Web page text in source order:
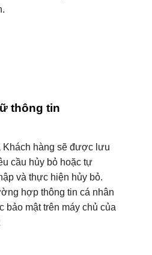
thông tin
Khách hàng sẽ được lưu
cầu hủy bỏ hoặc tự
và thực hiện hủy bỏ.
hợp thông tin cá nhân
bảo mật trên máy chủ của